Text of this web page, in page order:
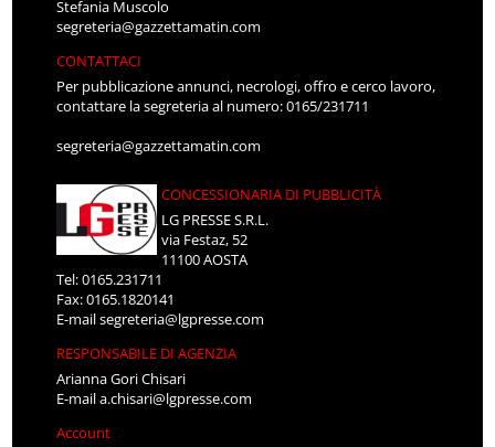
Stefania Muscolo
segreteria@gazzettamatin.com
CONTATTACI
Per pubblicazione annunci, necrologi, offro e cerco lavoro,
contattare la segreteria al numero: 0165/231711
segreteria@gazzettamatin.com
CONCESSIONARIA DI PUBBLICITÀ
LG PRESSE S.R.L.
via Festaz, 52
11100 AOSTA
Tel: 0165.231711
Fax: 0165.1820141
E-mailsegreteria@lgpresse.com
RESPONSABILE DI AGENZIA
Arianna Gori Chisari
E-maila.chisari@lgpresse.com
Account